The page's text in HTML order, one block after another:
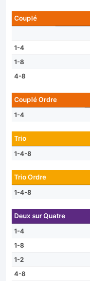
Couplé
1-4
1-8
4-8
Couplé Ordre
1-4
Trio
1-4-8
Trio Ordre
1-4-8
Deux sur Quatre
1-4
1-8
1-2
4-8